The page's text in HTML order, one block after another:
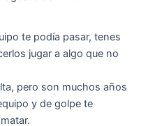
te podía pasar, tenes
jugar a algo que no
pero son muchos años
y de golpe te